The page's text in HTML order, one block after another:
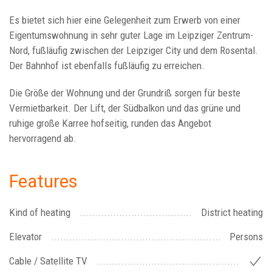
Es bietet sich hier eine Gelegenheit zum Erwerb von einer
Eigentumswohnung in sehr guter Lage im Leipziger Zentrum-
Nord, fußläufig zwischen der Leipziger City und dem Rosental.
Der Bahnhof ist ebenfalls fußläufig zu erreichen.
Die Größe der Wohnung und der Grundriß sorgen für beste
Vermietbarkeit. Der Lift, der Südbalkon und das grüne und
ruhige große Karree hofseitig, runden das Angebot
hervorragend ab.
Features
Kind of heating
District heating
Elevator
Persons
Cable / Satellite TV